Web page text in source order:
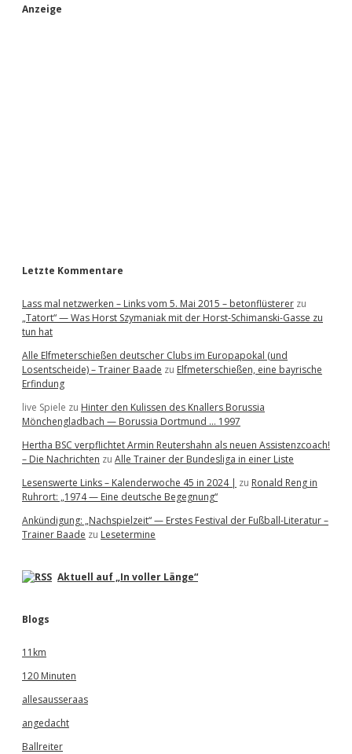
S
Anzeige
Letzte Kommentare
Lass mal netzwerken – Links vom 5. Mai 2015 – betonflüsterer zu
„Tatort“ — Was Horst Szymaniak mit der Horst-Schimanski-Gasse zu
tun hat
Alle Elfmeterschießen deutscher Clubs im Europapokal (und
Losentscheide) – Trainer Baade zu Elfmeterschießen, eine bayrische
Erfindung
live Spiele zu Hinter den Kulissen des Knallers Borussia
Mönchengladbach — Borussia Dortmund … 1997
Hertha BSC verpflichtet Armin Reutershahn als neuen Assistenzcoach!
– Die Nachrichten zu Alle Trainer der Bundesliga in einer Liste
Lesenswerte Links – Kalenderwoche 45 in 2024 | zu Ronald Reng in
Ruhrort: „1974 — Eine deutsche Begegnung“
Ankündigung: „Nachspielzeit“ — Erstes Festival der Fußball-Literatur –
Trainer Baade zu Lesetermine
Aktuell auf „In voller Länge“
Blogs
11km
120 Minuten
allesausseraas
angedacht
Ballreiter